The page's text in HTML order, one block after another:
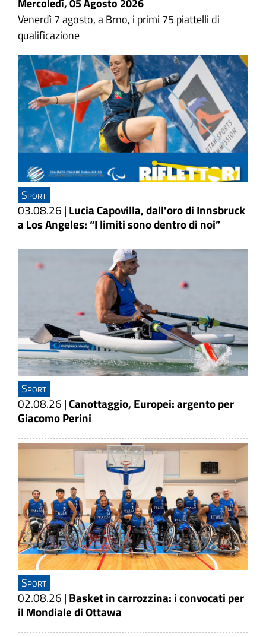
Mercoledì, 05 Agosto 2026
Venerdì 7 agosto, a Brno, i primi 75 piattelli di
qualificazione
Sport
03.08.26 | Lucia Capovilla, dall'oro di Innsbruck
a Los Angeles: “I limiti sono dentro di noi”
Sport
02.08.26 |Canottaggio, Europei: argento per
Giacomo Perini
Sport
02.08.26 | Basket in carrozzina: i convocati per
il Mondiale di Ottawa